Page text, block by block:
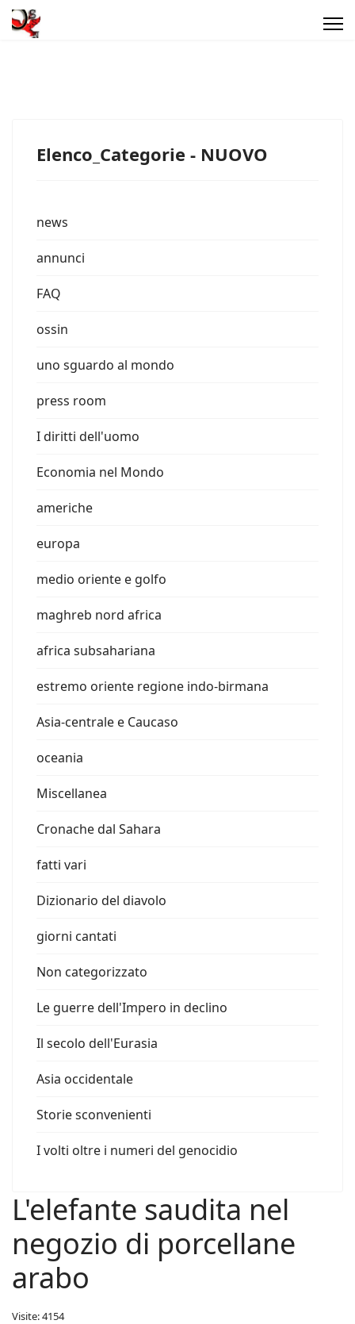
Elenco_Categorie - NUOVO
news
annunci
FAQ
ossin
uno sguardo al mondo
press room
I diritti dell'uomo
Economia nel Mondo
americhe
europa
medio oriente e golfo
maghreb nord africa
africa subsahariana
estremo oriente regione indo-birmana
Asia-centrale e Caucaso
oceania
Miscellanea
Cronache dal Sahara
fatti vari
Dizionario del diavolo
giorni cantati
Non categorizzato
Le guerre dell'Impero in declino
Il secolo dell'Eurasia
Asia occidentale
Storie sconvenienti
I volti oltre i numeri del genocidio
L'elefante saudita nel
negozio di porcellane
arabo
Visite: 4154